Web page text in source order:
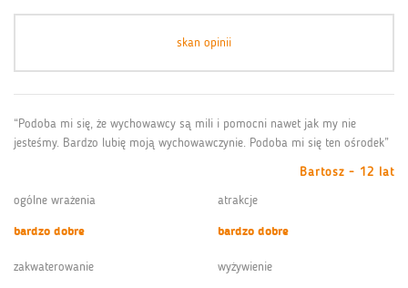
skan opinii
“Podoba mi się, że wychowawcy są mili i pomocni nawet jak my nie
jesteśmy. Bardzo lubię moją wychowawczynie. Podoba mi się ten ośrodek”
Bartosz - 12 lat
ogólne wrażenia
bardzo dobre
atrakcje
bardzo dobre
zakwaterowanie
wyżywienie